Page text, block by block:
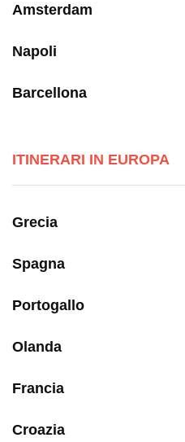
Amsterdam
Napoli
Barcellona
ITINERARI IN EUROPA
Grecia
Spagna
Portogallo
Olanda
Francia
Croazia